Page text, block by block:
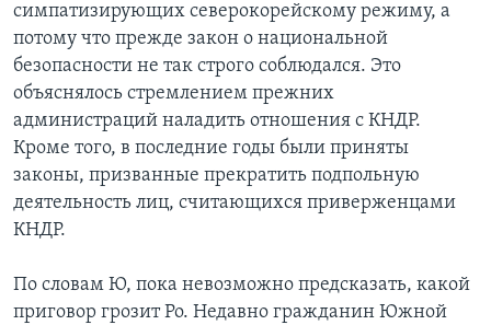
симпатизирующих северокорейскому режиму, а
потому что прежде закон о национальной
безопасности не так строго соблюдался. Это
объяснялось стремлением прежних
администраций наладить отношения с КНДР.
Кроме того, в последние годы были приняты
законы, призванные прекратить подпольную
деятельность лиц, считающихся приверженцами
КНДР.
По словам Ю, пока невозможно предсказать, какой
приговор грозит Ро. Недавно гражданин Южной